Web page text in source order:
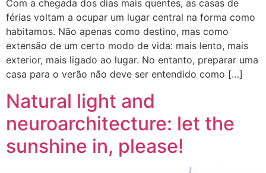
Com a chegada dos dias mais quentes, as casas de
férias voltam a ocupar um lugar central na forma como
habitamos. Não apenas como destino, mas como
extensão de um certo modo de vida: mais lento, mais
exterior, mais ligado ao lugar. No entanto, preparar uma
casa para o verão não deve ser entendido como […]
Natural light and
neuroarchitecture: let the
sunshine in, please!